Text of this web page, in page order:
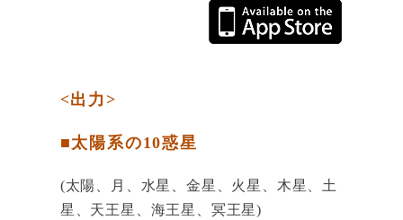
<出力>
■太陽系の10惑星
(太陽、月、水星、金星、火星、木星、土
星、天王星、海王星、冥王星)